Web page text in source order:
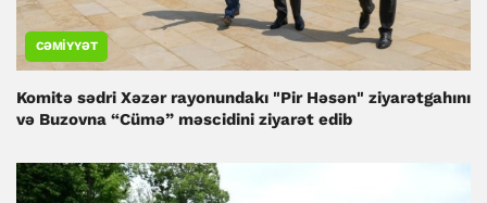
CƏMIYYƏT
Komitə sədri Xəzər rayonundakı "Pir Həsən" ziyarətgahını
və Buzovna “Cümə” məscidini ziyarət edib